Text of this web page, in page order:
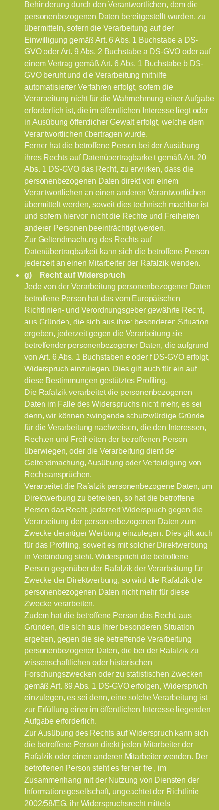
Behinderung durch den Verantwortlichen, dem die
personenbezogenen Daten bereitgestellt wurden, zu
übermitteln, sofern die Verarbeitung auf der
Einwilligung gemäß Art. 6 Abs. 1 Buchstabe a DS-
GVO oder Art. 9 Abs. 2 Buchstabe a DS-GVO oder auf
einem Vertrag gemäß Art. 6 Abs. 1 Buchstabe b DS-
GVO beruht und die Verarbeitung mithilfe
automatisierter Verfahren erfolgt, sofern die
Verarbeitung nicht für die Wahrnehmung einer Aufgabe
erforderlich ist, die im öffentlichen Interesse liegt oder
in Ausübung öffentlicher Gewalt erfolgt, welche dem
Verantwortlichen übertragen wurde.
Ferner hat die betroffene Person bei der Ausübung
ihres Rechts auf Datenübertragbarkeit gemäß Art. 20
Abs. 1 DS-GVO das Recht, zu erwirken, dass die
personenbezogenen Daten direkt von einem
Verantwortlichen an einen anderen Verantwortlichen
übermittelt werden, soweit dies technisch machbar ist
und sofern hiervon nicht die Rechte und Freiheiten
anderer Personen beeinträchtigt werden.
Zur Geltendmachung des Rechts auf
Datenübertragbarkeit kann sich die betroffene Person
jederzeit an einen Mitarbeiter der Rafalzik wenden.
g) Recht auf Widerspruch
Jede von der Verarbeitung personenbezogener Daten
betroffene Person hat das vom Europäischen
Richtlinien- und Verordnungsgeber gewährte Recht,
aus Gründen, die sich aus ihrer besonderen Situation
ergeben, jederzeit gegen die Verarbeitung sie
betreffender personenbezogener Daten, die aufgrund
von Art. 6 Abs. 1 Buchstaben e oder f DS-GVO erfolgt,
Widerspruch einzulegen. Dies gilt auch für ein auf
diese Bestimmungen gestütztes Profiling.
Die Rafalzik verarbeitet die personenbezogenen
Daten im Falle des Widerspruchs nicht mehr, es sei
denn, wir können zwingende schutzwürdige Gründe
für die Verarbeitung nachweisen, die den Interessen,
Rechten und Freiheiten der betroffenen Person
überwiegen, oder die Verarbeitung dient der
Geltendmachung, Ausübung oder Verteidigung von
Rechtsansprüchen.
Verarbeitet die Rafalzik personenbezogene Daten, um
Direktwerbung zu betreiben, so hat die betroffene
Person das Recht, jederzeit Widerspruch gegen die
Verarbeitung der personenbezogenen Daten zum
Zwecke derartiger Werbung einzulegen. Dies gilt auch
für das Profiling, soweit es mit solcher Direktwerbung
in Verbindung steht. Widerspricht die betroffene
Person gegenüber der Rafalzik der Verarbeitung für
Zwecke der Direktwerbung, so wird die Rafalzik die
personenbezogenen Daten nicht mehr für diese
Zwecke verarbeiten.
Zudem hat die betroffene Person das Recht, aus
Gründen, die sich aus ihrer besonderen Situation
ergeben, gegen die sie betreffende Verarbeitung
personenbezogener Daten, die bei der Rafalzik zu
wissenschaftlichen oder historischen
Forschungszwecken oder zu statistischen Zwecken
gemäß Art. 89 Abs. 1 DS-GVO erfolgen, Widerspruch
einzulegen, es sei denn, eine solche Verarbeitung ist
zur Erfüllung einer im öffentlichen Interesse liegenden
Aufgabe erforderlich.
Zur Ausübung des Rechts auf Widerspruch kann sich
die betroffene Person direkt jeden Mitarbeiter der
Rafalzik oder einen anderen Mitarbeiter wenden. Der
betroffenen Person steht es ferner frei, im
Zusammenhang mit der Nutzung von Diensten der
Informationsgesellschaft, ungeachtet der Richtlinie
2002/58/EG, ihr Widerspruchsrecht mittels